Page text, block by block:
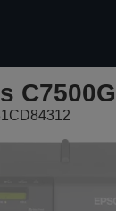
C7500G